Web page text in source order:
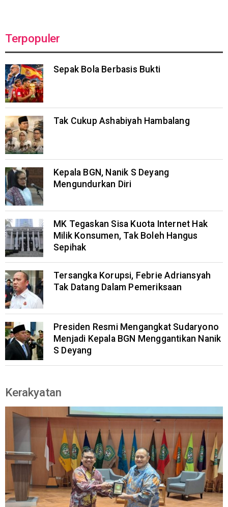
Terpopuler
Sepak Bola Berbasis Bukti
Tak Cukup Ashabiyah Hambalang
Kepala BGN, Nanik S Deyang
Mengundurkan Diri
MK Tegaskan Sisa Kuota Internet Hak
Milik Konsumen, Tak Boleh Hangus
Sepihak
Tersangka Korupsi, Febrie Adriansyah
Tak Datang Dalam Pemeriksaan
Presiden Resmi Mengangkat Sudaryono
Menjadi Kepala BGN Menggantikan Nanik
S Deyang
Kerakyatan